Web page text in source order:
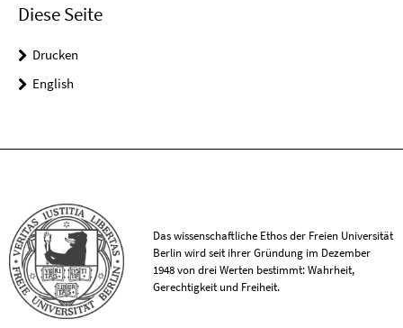
Diese Seite
Drucken
English
Das wissenschaftliche Ethos der Freien Universität
Berlin wird seit ihrer Gründung im Dezember
1948 von drei Werten bestimmt: Wahrheit,
Gerechtigkeit und Freiheit.